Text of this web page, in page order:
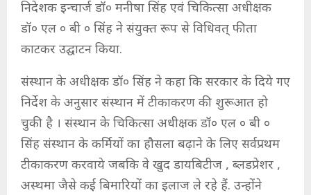
निदेशक इन्चार्ज डॉ० मनीषा सिंह एवं चिकित्सा अधीक्षक
डॉ० एल ० बी ० सिंह ने संयुक्त रूप से विधिवत् फीता
काटकर उद्घाटन किया.
संस्थान के अधीक्षक डॉ० सिंह ने कहा कि सरकार के दिये गए
निर्देश के अनुसार संस्थान में टीकाकरण की शुरूआत हो
चुकी है । संस्थान के चिकित्सा अधीक्षक डॉ० एल ० बी ०
सिंह संस्थान के कर्मियों का हौसला बढ़ाने के लिए सर्वप्रथम
टीकाकरण करवाये जबकि वे खुद डायबिटीज , ब्लडप्रेशर ,
अस्थमा जैसे कई बिमारियों का इलाज ले रहे हैं. उन्होंने